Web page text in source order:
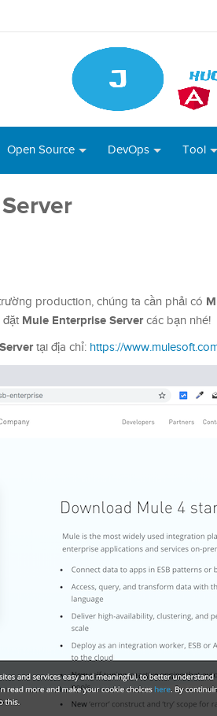
Open Source DevOps Tool
production, chúng ta cần phải có
đặt Mule Enterprise Servercác bạn nhé!
tại địa chỉ: https://